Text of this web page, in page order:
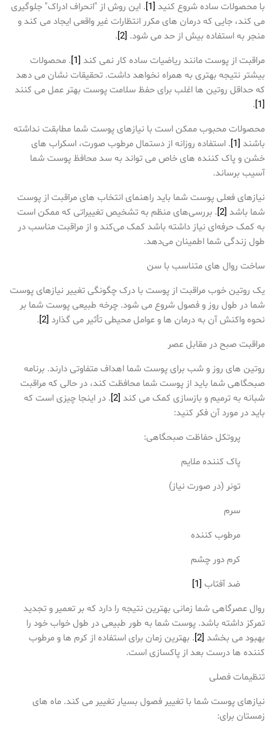
با محصولات ساده شروع کنید [1]
. این روش از "انحراف ادراک" جلوگیری
می کند، جایی که درمان های مکرر انتظارات غیر واقعی ایجاد می کند و
منجر به استفاده بیش از حد می شود. [2]
.
مراقبت از پوست مانند ریاضیات ساده کار نمی کند [1]
. محصولات
بیشتر نتیجه بهتری به همراه نخواهد داشت. تحقیقات نشان می دهد
که حداقل روتین ها اغلب برای حفظ سلامت پوست بهتر عمل می کنند
[1]
.
محصولات محبوب ممکن است با نیازهای پوست شما مطابقت نداشته
باشند [1]
. استفاده روزانه از دستمال مرطوب صورت، اسکراب های
خشن و پاک کننده های خاص می تواند به سد محافظ پوست شما
آسیب برساند.
نیازهای فعلی پوست شما باید راهنمای انتخاب های مراقبت از پوست
شما باشد [2]
. بررسی‌های منظم به تشخیص تغییراتی که ممکن است
به کمک حرفه‌ای نیاز داشته باشد کمک می‌کند و از مراقبت مناسب در
طول زندگی شما اطمینان می‌دهد.
ساخت روال های متناسب با سن
یک روتین خوب مراقبت از پوست با درک چگونگی تغییر نیازهای پوست
شما در طول روز و فصول شروع می شود. چرخه طبیعی پوست شما بر
نحوه واکنش آن به درمان ها و عوامل محیطی تأثیر می گذارد [2]
.
مراقبت صبح در مقابل عصر
روتین های روز و شب برای پوست شما اهداف متفاوتی دارند. برنامه
صبحگاهی شما باید از پوست شما محافظت کند، در حالی که مراقبت
شبانه به ترمیم و بازسازی کمک می کند [2]
. در اینجا چیزی است که
باید در مورد آن فکر کنید:
پروتکل حفاظت صبحگاهی:
پاک کننده ملایم
تونر (در صورت نیاز)
سرم
مرطوب کننده
کرم دور چشم
ضد آفتاب [1]
روال عصرگاهی شما زمانی بهترین نتیجه را دارد که بر تعمیر و تجدید
تمرکز داشته باشد. پوست شما به طور طبیعی در طول خواب خود را
بهبود می بخشد [2]
. بهترین زمان برای استفاده از کرم ها و مرطوب
کننده ها درست بعد از پاکسازی است.
تنظیمات فصلی
نیازهای پوست شما با تغییر فصول بسیار تغییر می کند. ماه های
زمستان برای: